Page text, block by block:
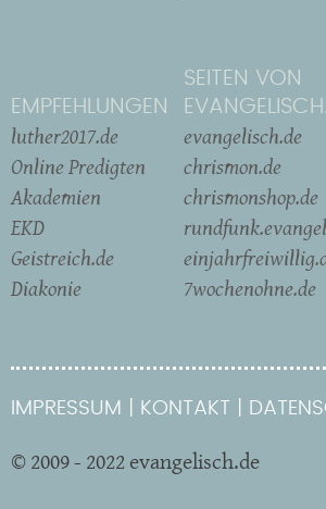
EMPFEHLUNGEN
luther2017.de
Online Predigten
Akademien
EKD
Geistreich.de
Diakonie
SEITEN VON
evangelisch.de
chrismon.de
chrismonshop.de
7wochenohne.de
IMPRESSUM KONTAKT
© 2009 - 2022 evangelisch.de